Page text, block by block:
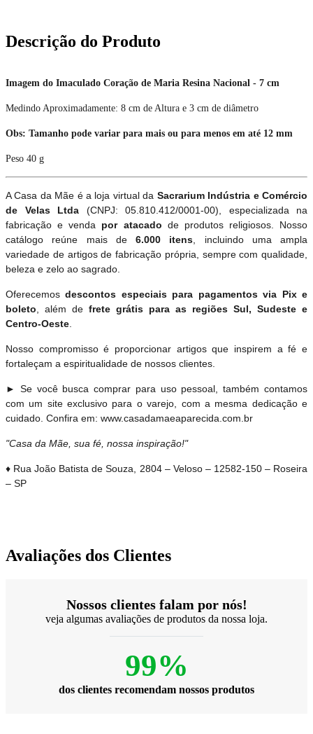
Descrição do Produto
Imagem do Imaculado Coração de Maria Resina Nacional - 7 cm
Medindo Aproximadamente: 8 cm de Altura e 3 cm de diâmetro
Obs: Tamanho pode variar para mais ou para menos em até 12 mm
Peso 40 g
A Casa da Mãe é a loja virtual da Sacrarium Indústria e Comércio
de Velas Ltda (CNPJ: 05.810.412/0001-00), especializada na
fabricação e venda por atacado de produtos religiosos. Nosso
catálogo reúne mais de 6.000 itens , incluindo uma ampla
variedade de artigos de fabricação própria, sempre com qualidade,
beleza e zelo ao sagrado.
Oferecemosdescontos especiais para pagamentos via Pix e
boleto , além de frete grátis para as regiões Sul, Sudeste e
Centro-Oeste
Nosso compromisso é proporcionar artigos que inspirem a fé e
fortaleçam a espiritualidade de nossos clientes.
► Se você busca comprar para uso pessoal, também contamos
com um site exclusivo para o varejo, com a mesma dedicação e
cuidado. Confira em: www.casadamaeaparecida.com.br
"Casa da Mãe, sua fé, nossa inspiração!"
♦ Rua João Batista de Souza, 2804 – Veloso – 12582-150 – Roseira
– SP
Avaliações dos Clientes
Nossos clientes falam por nós!
veja algumas avaliações de produtos da nossa loja.
99%
dos clientes recomendam nossos produtos